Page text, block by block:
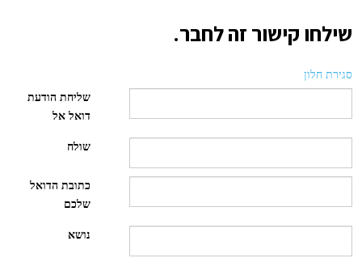
שילחו קישור זה לחבר.
סגירת חלון
שליחת הודעת
דואל אל
שולח
כתובת הדואל
שלכם
נושא